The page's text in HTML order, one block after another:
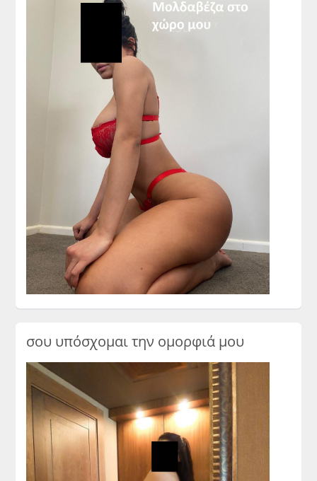
σου υπόσχομαι την ομορφιά μου